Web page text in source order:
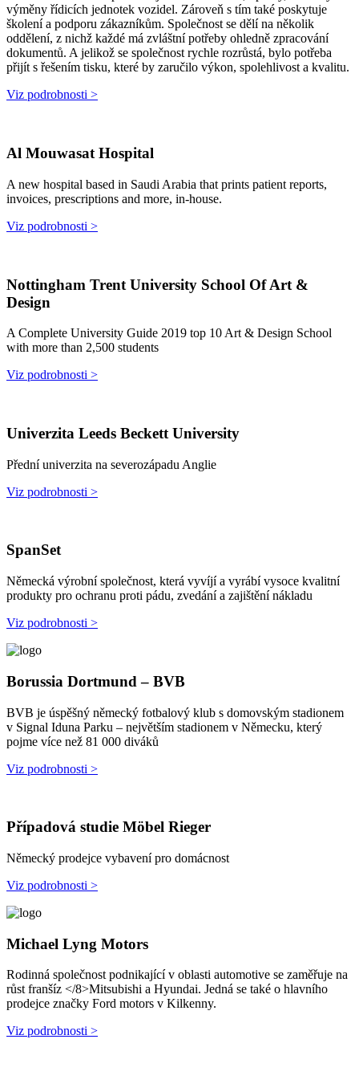
výměny řídicích jednotek vozidel. Zároveň s tím také poskytuje
školení a podporu zákazníkům. Společnost se dělí na několik
oddělení, z nichž každé má zvláštní potřeby ohledně zpracování
dokumentů. A jelikož se společnost rychle rozrůstá, bylo potřeba
přijít s řešením tisku, které by zaručilo výkon, spolehlivost a kvalitu.
Viz podrobnosti >
Al Mouwasat Hospital
A new hospital based in Saudi Arabia that prints patient reports,
invoices, prescriptions and more, in-house.
Viz podrobnosti >
Nottingham Trent University School Of Art &
Design
A Complete University Guide 2019 top 10 Art & Design School
with more than 2,500 students
Viz podrobnosti >
Univerzita Leeds Beckett University
Přední univerzita na severozápadu Anglie
Viz podrobnosti >
SpanSet
Německá výrobní společnost, která vyvíjí a vyrábí vysoce kvalitní
produkty pro ochranu proti pádu, zvedání a zajištění nákladu
Viz podrobnosti >
Borussia Dortmund – BVB
BVB je úspěšný německý fotbalový klub s domovským stadionem
v Signal Iduna Parku – největším stadionem v Německu, který
pojme více než 81 000 diváků
Viz podrobnosti >
Případová studie Möbel Rieger
Německý prodejce vybavení pro domácnost
Viz podrobnosti >
Michael Lyng Motors
Rodinná společnost podnikající v oblasti automotive se zaměřuje na
růst franšíz </8>Mitsubishi a Hyundai. Jedná se také o hlavního
prodejce značky Ford motors v Kilkenny.
Viz podrobnosti >